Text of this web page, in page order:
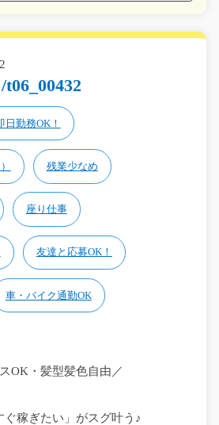
日勤務OK！
残業少なめ
座り仕事
友達と応募OK！
車・バイク通勤OK
OK・髪型髪色自由／
ぐ稼ぎたい」がスグ叶う♪